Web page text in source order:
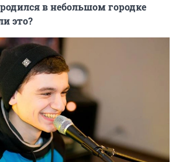
в небольшом городке
это?